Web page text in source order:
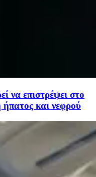
να επιστρέψει στο
ήπατος και νεφρού